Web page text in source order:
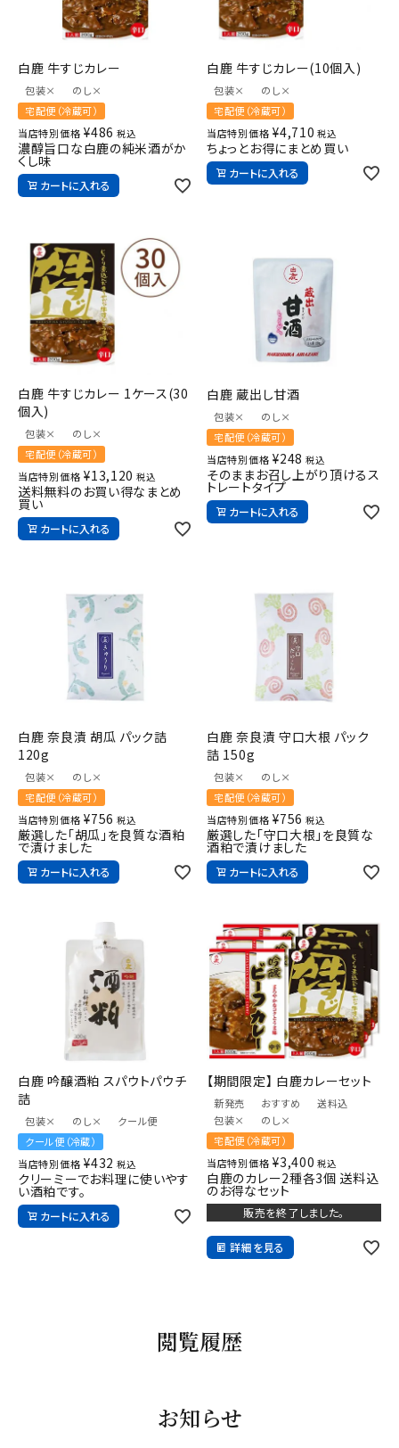
白鹿 牛すじカレー
包装×
のし×
宅配便（冷蔵可）
当店特別価格 ¥486 税込
濃醇旨口な白鹿の純米酒がか
くし味
カートに入れる
白鹿 牛すじカレー(10個入)
包装×
のし×
宅配便（冷蔵可）
当店特別価格 ¥4,710 税込
ちょっとお得にまとめ買い
カートに入れる
白鹿 牛すじカレー 1ケース(30
個入)
包装×
のし×
宅配便（冷蔵可）
当店特別価格 ¥13,120 税込
送料無料のお買い得なまとめ
買い
カートに入れる
白鹿 蔵出し甘酒
包装×
のし×
宅配便（冷蔵可）
当店特別価格 ¥248 税込
そのままお召し上がり頂けるス
トレートタイプ
カートに入れる
白鹿 奈良漬 胡瓜 パック詰
120g
包装×
のし×
宅配便（冷蔵可）
当店特別価格 ¥756 税込
厳選した「胡瓜」を良質な酒粕
で漬けました
カートに入れる
白鹿 奈良漬 守口大根 パック
詰 150g
包装×
のし×
宅配便（冷蔵可）
当店特別価格 ¥756 税込
厳選した「守口大根」を良質な
酒粕で漬けました
カートに入れる
白鹿 吟醸酒粕 スパウトパウチ
詰
包装× のし×
クール便
クール便（冷蔵）
当店特別価格 ¥432 税込
クリーミーでお料理に使いやす
い酒粕です。
カートに入れる
【期間限定】 白鹿カレーセット
新発売 おすすめ
送料込
包装×
のし×
宅配便（冷蔵可）
当店特別価格 ¥3,400 税込
白鹿のカレー2種各3個 送料込
のお得なセット
販売を終了しました。
詳細を見る
閲覧履歴
お知らせ